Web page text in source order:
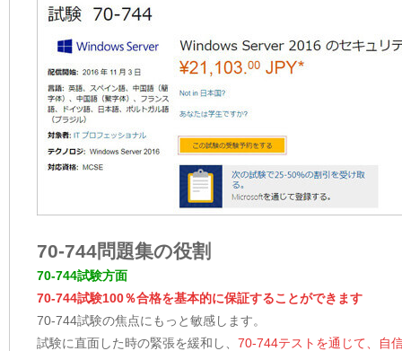
70-744問題集の役割
70-744試験方面
70-744試験100％合格を基本的に保証することができます
70-744試験の焦点にもっと敏感します。
試験に直面した時の緊張を緩和し、 70-744テストを通じて、自